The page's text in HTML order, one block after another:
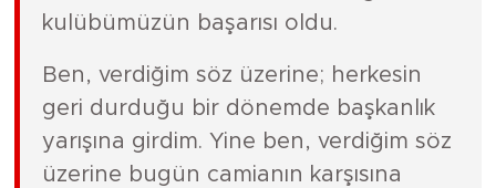
kulübümüzün başarısı oldu.
Ben, verdiğim söz üzerine; herkesin
geri durduğu bir dönemde başkanlık
yarışına girdim. Yine ben, verdiğim söz
üzerine bugün camianın karşısına